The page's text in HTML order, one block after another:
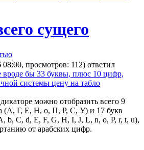
сущего
08:00, просмотров: 112) ответил
вроде бы 33 буквы, плюс 10 цифр,
системы цену на табло
можно отобразить всего 9
(А, Г, Е, Н, о, П, Р, С, У) и 17 букв
b, C, d, E, F, G, H, I, J, L, n, o, P, r, t, u),
от арабских цифр.